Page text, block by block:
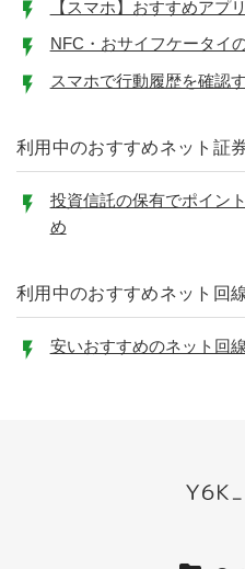
【スマホ】おすすめアプ
NFC・おサイフケータイ
スマホで行動履歴を確認
利用中のおすすめネット証
投資信託の保有でポイン
め
利用中のおすすめネット回
安いおすすめのネット回